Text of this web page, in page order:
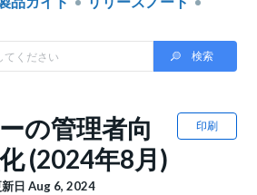
印刷
の管理者向
(2024年8月)
新日Aug 6, 2024